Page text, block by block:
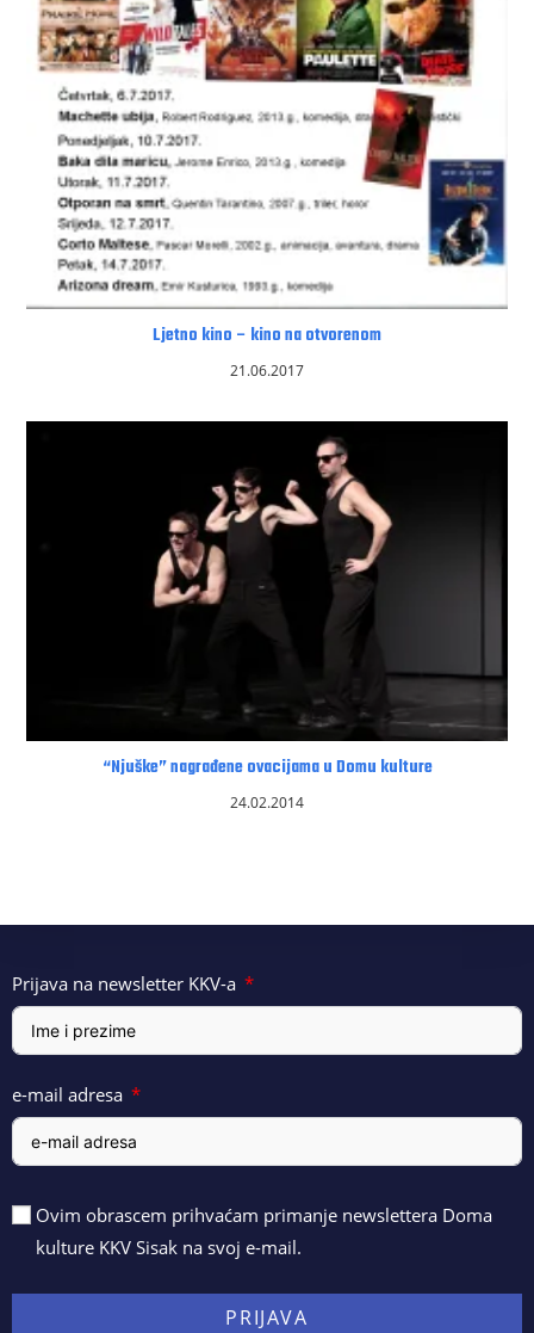
Ljetno kino – kino na otvorenom
21.06.2017
“Njuške” nagrađene ovacijama u Domu kulture
24.02.2014
Prijava na newsletter KKV-a
e-mail adresa
Ovim obrascem prihvaćam primanje newslettera Doma
kulture KKV Sisak na svoj e-mail.
PRIJAVA